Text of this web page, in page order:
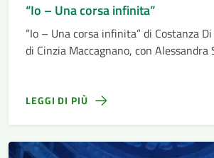
“Io – Una corsa infinita”
“Io – Una corsa infinita” di Costanza
di Cinzia Maccagnano, con Alessandra
LEGGI DI PIÙ